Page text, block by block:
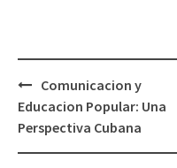
Navegación
de
entradas
Comunicacion y
Educacion Popular: Una
Perspectiva Cubana